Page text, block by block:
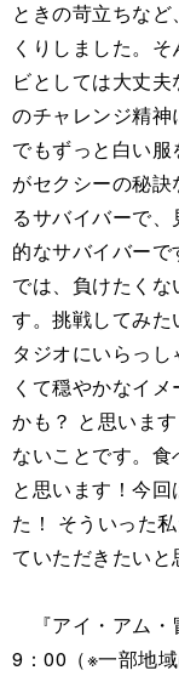
ときの苛立ちな
くりしました。
ビとしては大丈
のチャレンジ精神
でもずっと白い
がセクシーの秘
るサバイバーで
的なサバイバー
では、負けたく
す。挑戦してみ
タジオにいらっ
くて穏やかなイ
かも？ と思いま
ないことです。
と思います！今
た！ そういった
ていただきたいと
『アイ・アム・
9：00（※一部地